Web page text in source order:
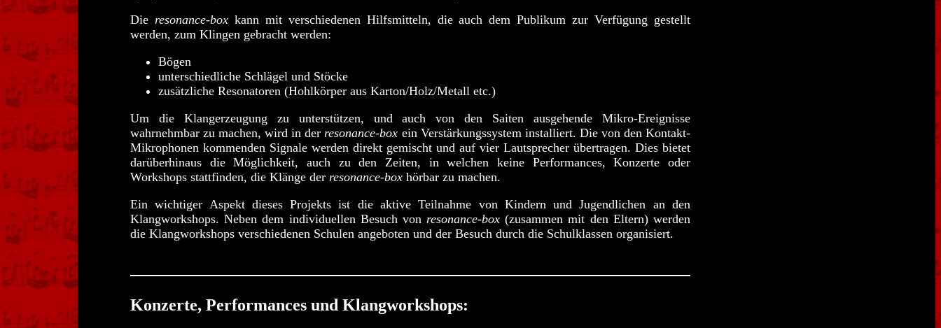
Die resonance-boxkann mit verschiedenen Hilfsmitteln, die auch dem Publikum zur Verfügung gestellt
werden, zum Klingen gebracht werden:
Bögen
unterschiedliche Schlägel und Stöcke
zusätzliche Resonatoren (Hohlkörper aus Karton/Holz/Metall etc.)
Um die Klangerzeugung zu unterstützen, und auch von den Saiten ausgehende Mikro-Ereignisse
wahrnehmbar zu machen, wird in derresonance-box ein Verstärkungssystem installiert. Die von den Kontakt-
Mikrophonen kommenden Signale werden direkt gemischt und auf vier Lautsprecher übertragen. Dies bietet
darüberhinaus die Möglichkeit, auch zu den Zeiten, in welchen keine Performances, Konzerte oder
Workshops stattfinden, die Klänge der resonance-box hörbar zu machen.
Ein wichtiger Aspekt dieses Projekts ist die aktive Teilnahme von Kindern und Jugendlichen an den
Klangworkshops. Neben dem individuellen Besuch vonresonance-box (zusammen mit den Eltern) werden
die Klangworkshops verschiedenen Schulen angeboten und der Besuch durch die Schulklassen organisiert.
Konzerte, Performances und Klangworkshops: